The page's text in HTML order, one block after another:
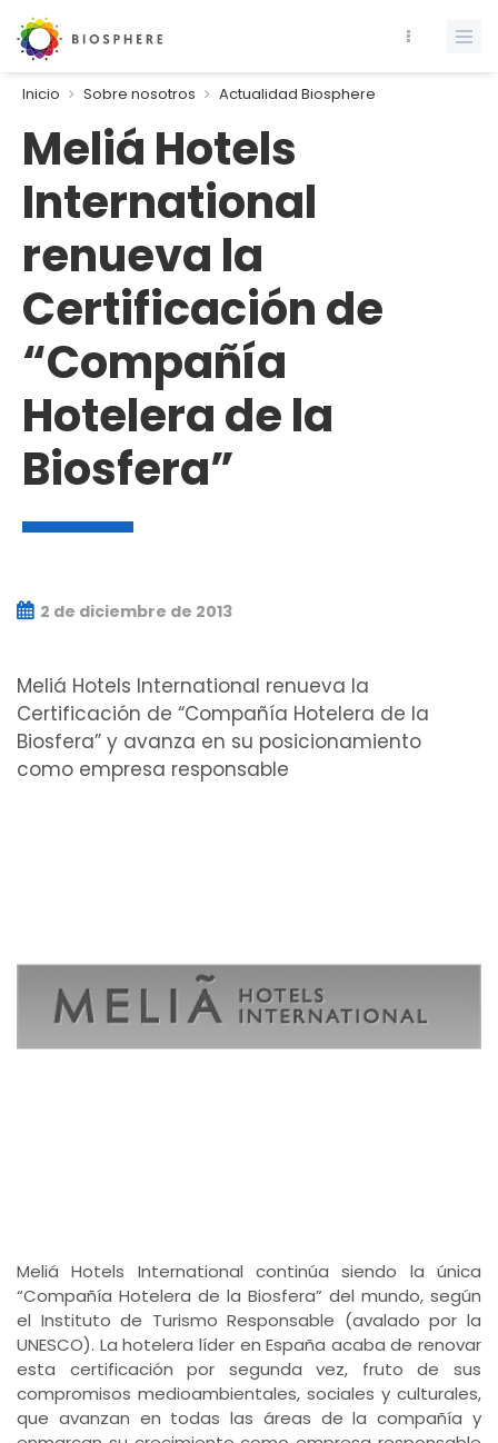
Inicio Sobre nosotros Actualidad Biosphere
Meliá Hotels
International
renueva la
Certificación de
“Compañía
Hotelera de la
Biosfera”
2 de diciembre de 2013
Meliá Hotels International renueva la
Certificación de “Compañía Hotelera de la
Biosfera” y avanza en su posicionamiento
como empresa responsable
Meliá Hotels International continúa siendo la única
“Compañía Hotelera de la Biosfera” del mundo, según
el Instituto de Turismo Responsable (avalado por la
UNESCO). La hotelera líder en España acaba de renovar
esta certificación por segunda vez, fruto de sus
compromisos medioambientales, sociales y culturales,
que avanzan en todas las áreas de la compañía y